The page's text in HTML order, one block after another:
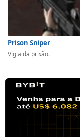
Prison Sniper
Vigia da prisão.